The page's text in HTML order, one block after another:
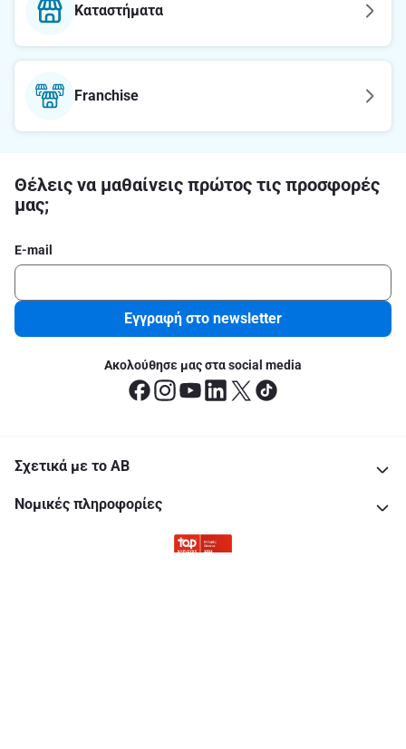
Καταστήματα
Franchise
Θέλεις να μαθαίνεις πρώτος τις προσφορές
μας;
E-mail
Εγγραφή στο newsletter
Ακολούθησε μας στα social media
Σχετικά με το ΑΒ
Νομικές πληροφορίες